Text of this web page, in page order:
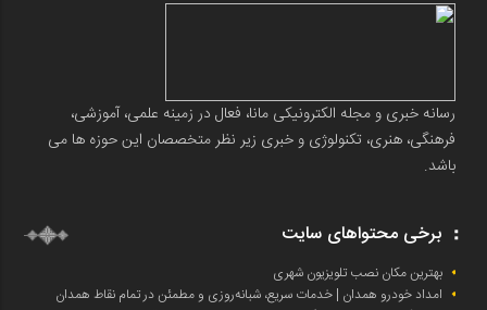
رسانه خبری و مجله الکترونیکی مانا، فعال در زمینه علمی، آموزشی،
فرهنگی، هنری، تکنولوژی و خبری زیر نظر متخصصان این حوزه ها می
باشد.
برخی محتواهای سایت
بهترین مکان نصب تلویزیون شهری
امداد خودرو همدان | خدمات سریع، شبانه‌روزی و مطمئن در تمام نقاط همدان